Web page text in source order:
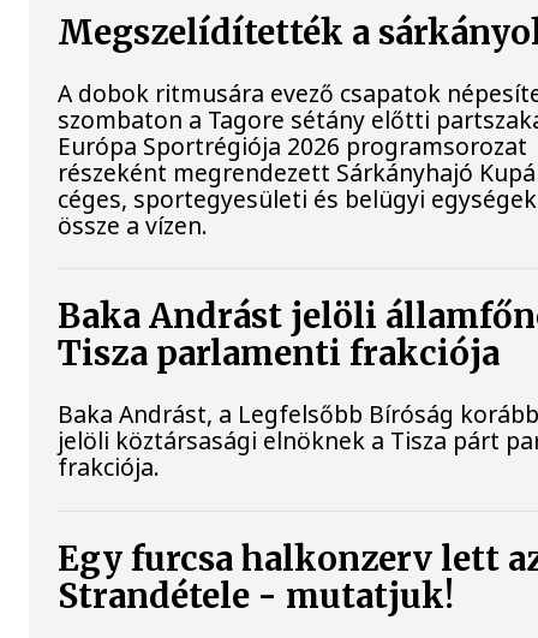
Megszelídítették a
A dobok ritmusára evező csapatok
szombaton a Tagore sétány előtti
Európa Sportrégiója 2026 programsorozat
részeként megrendezett Sárkányhajó
céges, sportegyesületi és belügyi
össze a vízen.
Baka Andrást jelöli
Tisza parlamenti frakciója
Baka Andrást, a Legfelsőbb Bíróság
jelöli köztársasági elnöknek a Tisza párt
frakciója.
Egy furcsa halkonzerv lett
Strandétele - mutatjuk!